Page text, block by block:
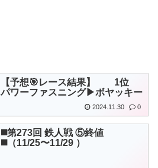
【予想🎯レース結果】 1位
パワーファスニング▶︎ボヤッキー
2024.11.30 0
◼️第273回 鉄人戦 ⑤終値
◼️（11/25〜11/29 ）